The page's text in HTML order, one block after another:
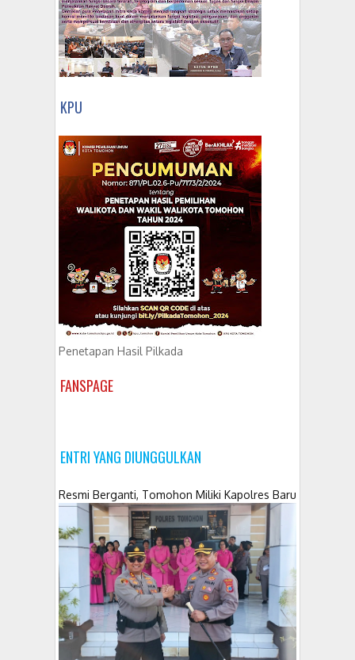
KPU
Penetapan Hasil Pilkada
FANSPAGE
ENTRI YANG DIUNGGULKAN
Resmi Berganti, Tomohon Miliki Kapolres Baru